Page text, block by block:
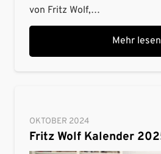
von Fritz Wolf,…
Mehr lesen
OKTOBER 2024
Fritz Wolf Kalender